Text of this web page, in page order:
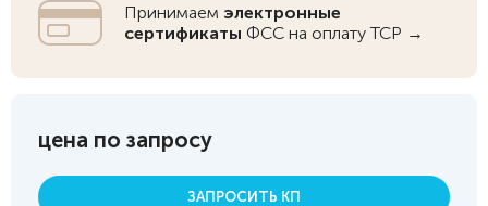
Принимаем электронные
сертификаты ФСС на оплату ТСР →
цена по запросу
ЗАПРОСИТЬ КП